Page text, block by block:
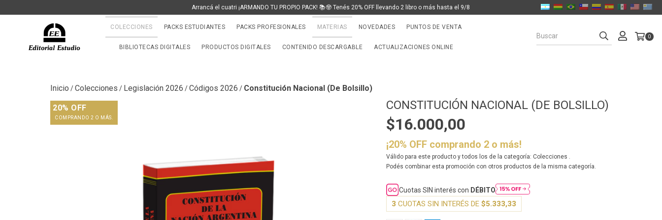
Arrancá el cuatri ¡ARMANDO TU PROPIO PACK! 📚🤓 Tenés 20% OFF llevando 2 libro o más hasta el 9/8
COLECCIONES PACKS ESTUDIANTES PACKS PROFESIONALES MATERIAS NOVEDADES PUNTOS DE VENTA
BIBLIOTECAS DIGITALES PRODUCTOS DIGITALES CONTENIDO DESCARGABLE ACTUALIZACIONES ONLINE
0
Inicio /Colecciones / Legislación 2026 /Códigos 2026 / Constitución Nacional (De Bolsillo)
20% OFF
COMPRANDO 2 O MÁS.
CONSTITUCIÓN NACIONAL (DE BOLSILLO)
$16.000,00
¡20% OFF comprando 2 o más!
Válido para este producto y todos los de la categoría: Colecciones .
Podés combinar esta promoción con otros productos de la misma categoría.
Cuotas SIN interés con DÉBITO
3 CUOTAS SIN INTERÉS DE$5.333,33